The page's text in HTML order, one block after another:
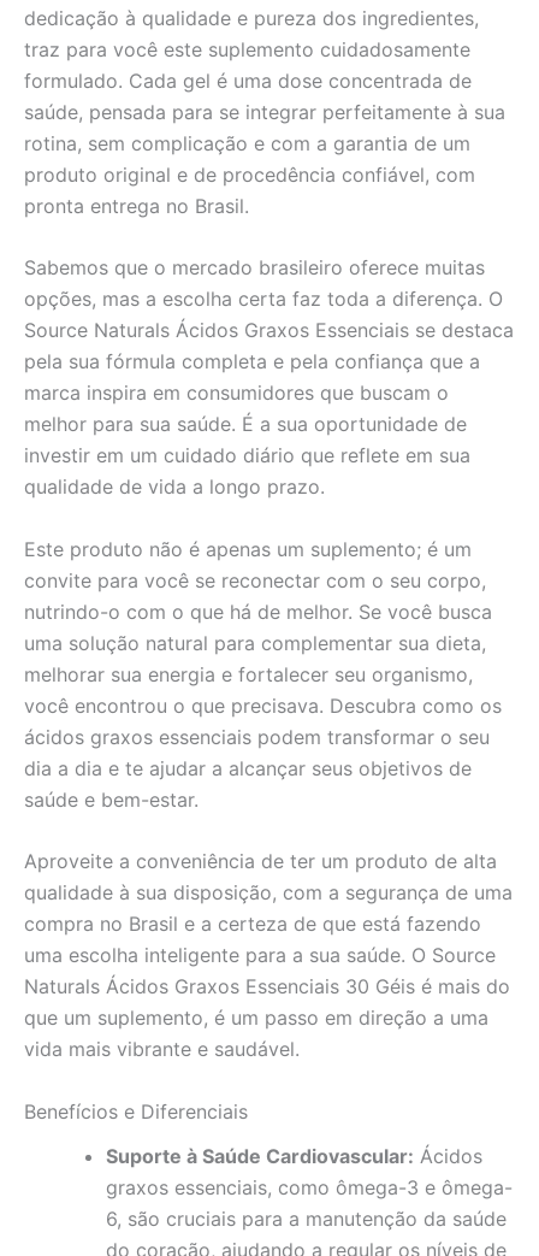
dedicação à qualidade e pureza dos ingredientes,
traz para você este suplemento cuidadosamente
formulado. Cada gel é uma dose concentrada de
saúde, pensada para se integrar perfeitamente à sua
rotina, sem complicação e com a garantia de um
produto original e de procedência confiável, com
pronta entrega no Brasil.
Sabemos que o mercado brasileiro oferece muitas
opções, mas a escolha certa faz toda a diferença. O
Source Naturals Ácidos Graxos Essenciais se destaca
pela sua fórmula completa e pela confiança que a
marca inspira em consumidores que buscam o
melhor para sua saúde. É a sua oportunidade de
investir em um cuidado diário que reflete em sua
qualidade de vida a longo prazo.
Este produto não é apenas um suplemento; é um
convite para você se reconectar com o seu corpo,
nutrindo-o com o que há de melhor. Se você busca
uma solução natural para complementar sua dieta,
melhorar sua energia e fortalecer seu organismo,
você encontrou o que precisava. Descubra como os
ácidos graxos essenciais podem transformar o seu
dia a dia e te ajudar a alcançar seus objetivos de
saúde e bem-estar.
Aproveite a conveniência de ter um produto de alta
qualidade à sua disposição, com a segurança de uma
compra no Brasil e a certeza de que está fazendo
uma escolha inteligente para a sua saúde. O Source
Naturals Ácidos Graxos Essenciais 30 Géis é mais do
que um suplemento, é um passo em direção a uma
vida mais vibrante e saudável.
Benefícios e Diferenciais
Suporte à Saúde Cardiovascular: Ácidos
graxos essenciais, como ômega-3 e ômega-
6, são cruciais para a manutenção da saúde
do coração, ajudando a regular os níveis de